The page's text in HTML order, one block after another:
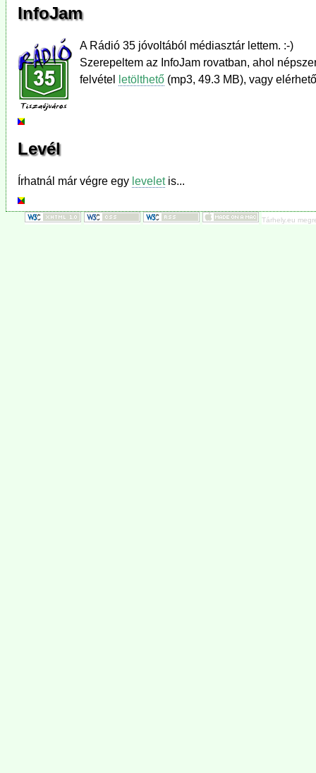
InfoJam
A Rádió 35 jóvoltából médiasztár lettem. :-)
Szerepeltem az InfoJam rovatban, ahol
felvétel
letölthető (mp3, 49.3 MB), vagy
Levél
Írhatnál már végre egy leveletis...
Tárhely.eu